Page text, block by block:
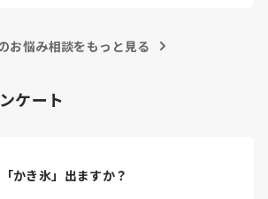
お悩み相談をもっと見る
ケート
かき氷」出ますか？